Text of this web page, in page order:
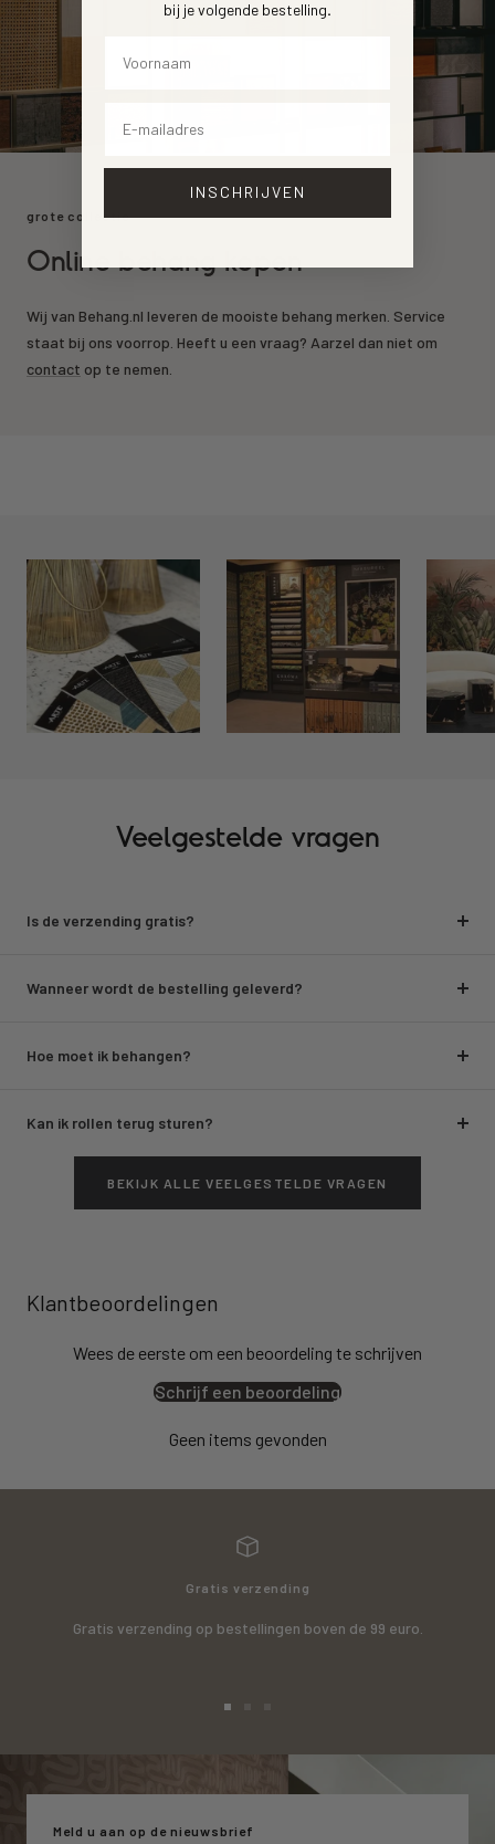
grote collectie
Online behang kopen
Wij van Behang.nl leveren de mooiste behang merken. Service
staat bij ons voorrop. Heeft u een vraag? Aarzel dan niet om
contact op te nemen.
Veelgestelde vragen
Is de verzending gratis?
Wanneer wordt de bestelling geleverd?
Hoe moet ik behangen?
Kan ik rollen terug sturen?
BEKIJK ALLE VEELGESTELDE VRAGEN
Klantbeoordelingen
Wees de eerste om een beoordeling te schrijven
Schrijf een beoordeling
Geen items gevonden
Gratis verzending
Gratis verzending op bestellingen boven de 99 euro.
1
2
slide
3
Meld u aan op de nieuwsbrief
bij je volgende bestelling.
INSCHRIJVEN